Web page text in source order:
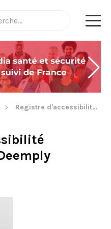
Registre d'accessibilité dématérialisé